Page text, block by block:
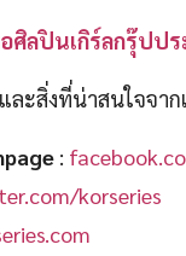
อศิลปินเกิร์ลกรุ๊ป
ละสิ่งที่น่าสนใจจาก
:
korseries